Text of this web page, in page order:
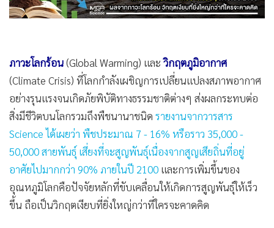
• จีน
• Motoring
• เกม
• วิทยาศาสตร์
• SMEs
• หุ้น
• อินโดจีน
กองทุนรวม
•
Celeb Online